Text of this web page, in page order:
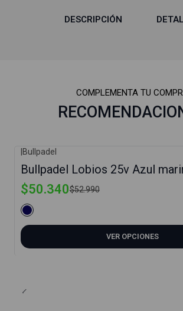
DESCRIPCIÓN
COMPLEMENTA TU
Bullpadel
Bullpadel Lobios 25v Azul
$50.340$52.990
VER OPCIONES